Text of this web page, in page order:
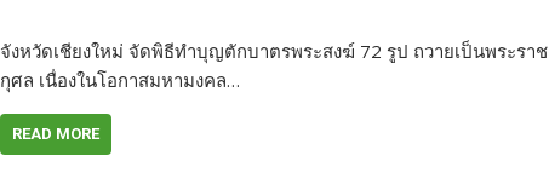
จังหวัดเชียงใหม่ จัดพิธีทำบุญตักบาตรพระสงฆ์ 72 รูป ถวายเป็นพระราช
กุศล เนื่องในโอกาสมหามงคล…
READ MORE